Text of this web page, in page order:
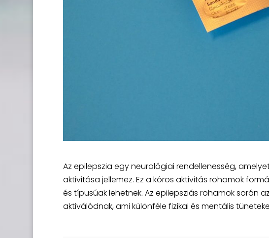
Az epilepszia egy neurológiai rendellenesség,
aktivitása jellemez. Ez a kóros aktivitás rohamok
és típusúak lehetnek. Az epilepsziás rohamok során
aktiválódnak, ami különféle fizikai és mentális